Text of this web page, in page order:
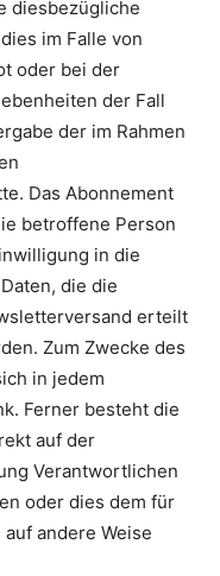
diesbezügliche
im Falle von
oder bei der
der Fall
der im Rahmen
Das Abonnement
betroffene Person
in die
die die
erteilt
Zum Zwecke des
in jedem
Ferner besteht die
auf der
Verantwortlichen
oder dies dem für
andere Weise